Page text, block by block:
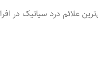
علائم درد سیاتیک در